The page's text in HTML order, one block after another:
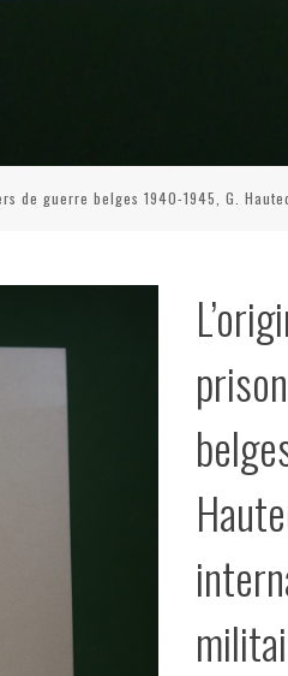
de guerre belges 1940-1945, G.